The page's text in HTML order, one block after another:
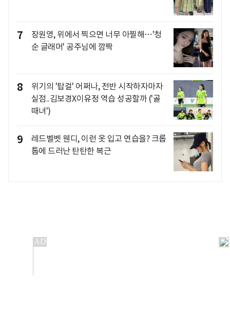
7
장원영, 위에서 찍으면 너무 아찔해…'청
순 글래머' 공주님에 깜짝
8
위기의 '탑걸' 어쩌나, 전반 시작하자마자
실점..김보경X이유정 역습 성공할까 ('골
때녀')
9
레드벨벳 웬디, 이런 옷 입고 연습을? 크롭
톱에 드러난 탄탄한 복근